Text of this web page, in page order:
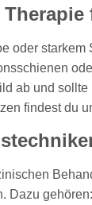
oder
ab und
findest du
Dazu gehören: